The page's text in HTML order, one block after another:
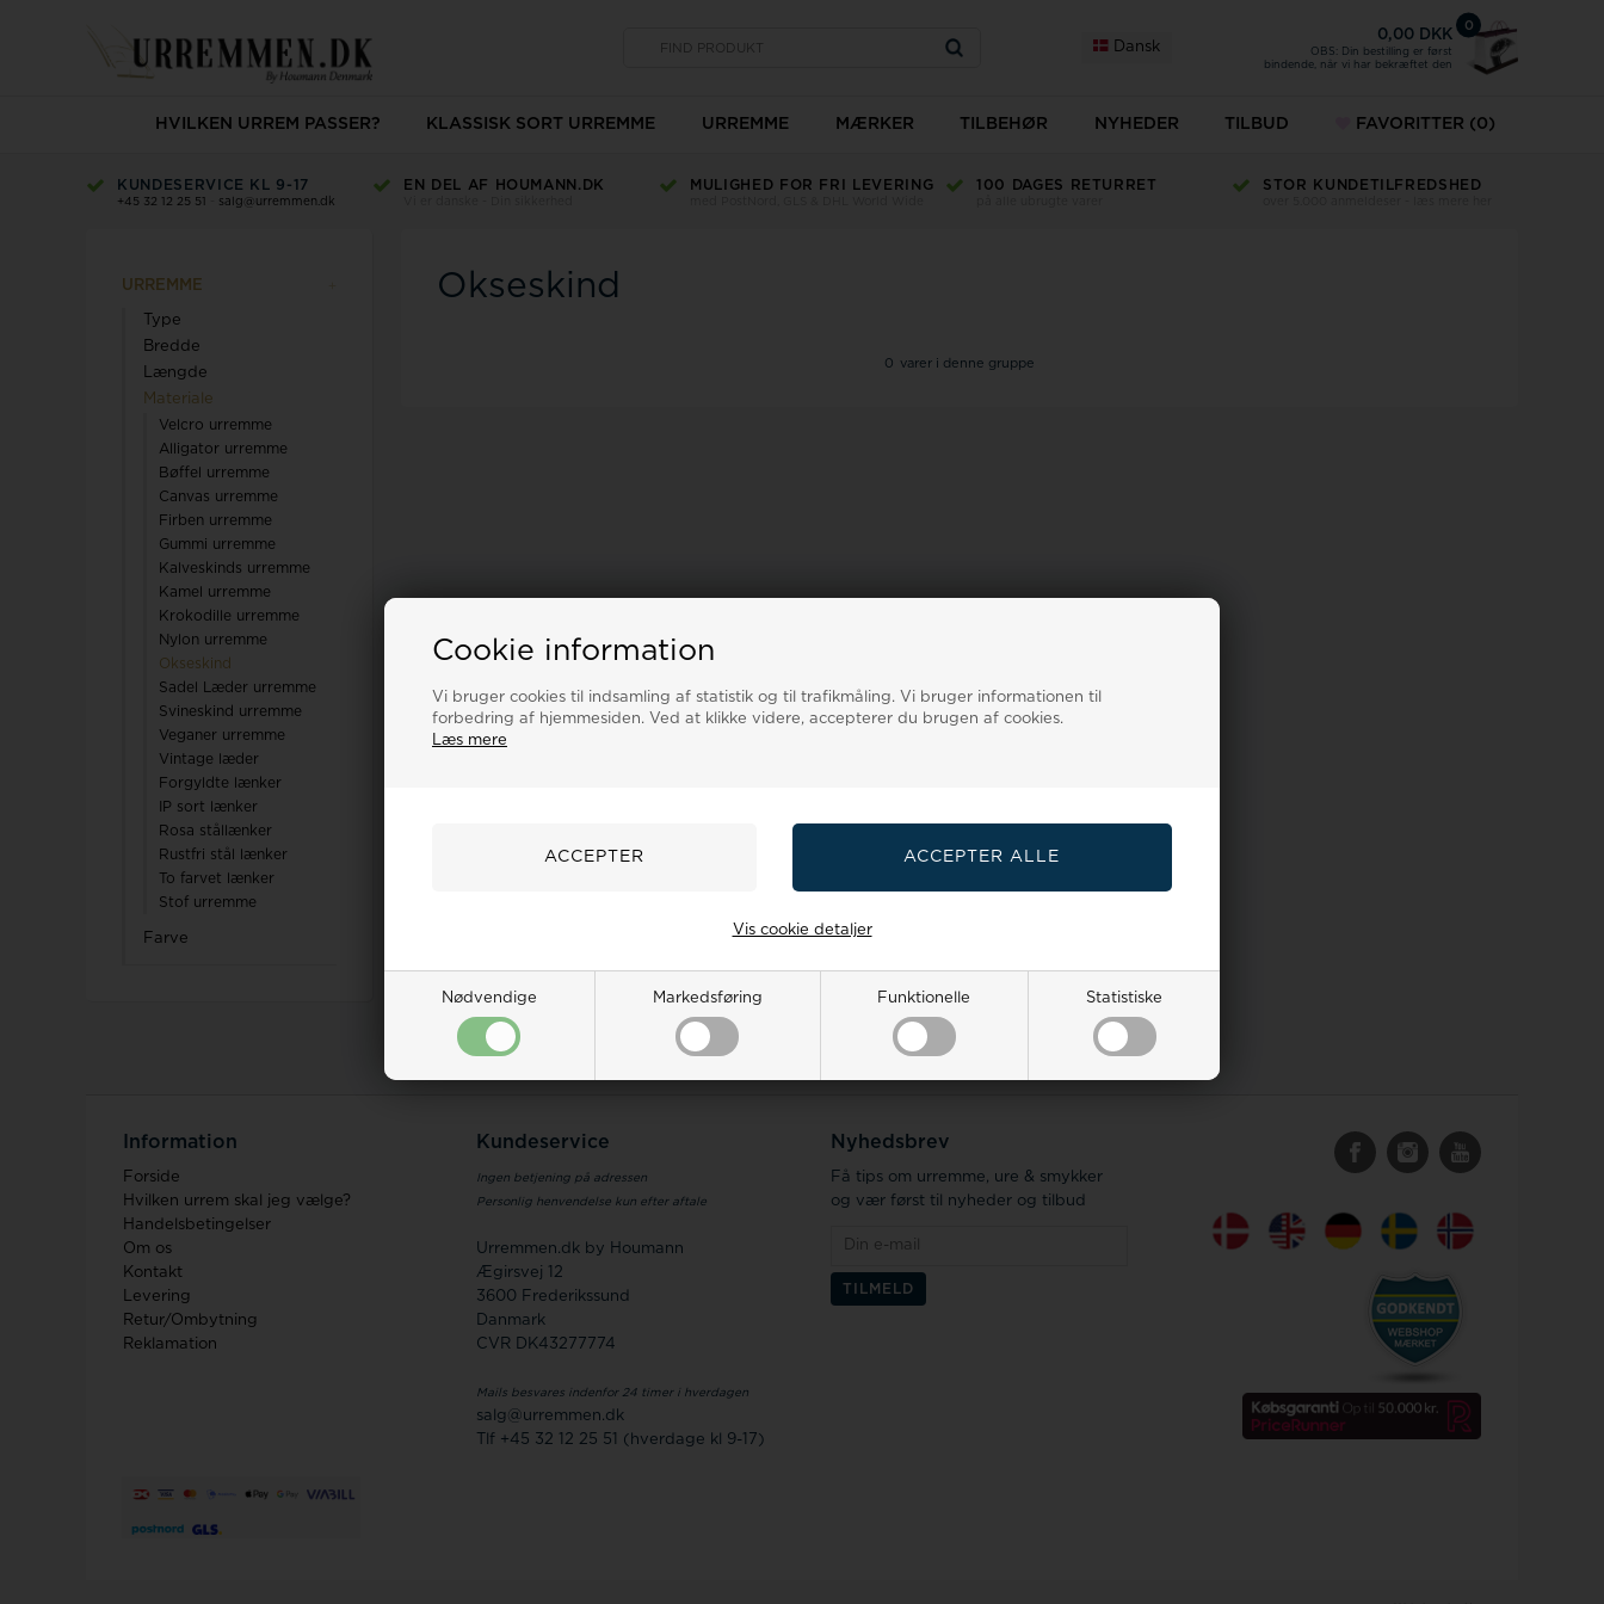
Cookie information
Vi bruger cookies til indsamling af statistik og til trafikmåling. Vi bruger informationen til
forbedring af hjemmesiden. Ved at klikke videre, accepterer du brugen af cookies.
Læs mere
Nødvendige Markedsføring Funktionelle Statistiske
Vis cookie detaljer
Dansk
0
0,00 DKK
OBS: Din bestilling er først
bindende, når vi har bekræftet den
HVILKEN URREM PASSER? KLASSISK SORT URREMME URREMME
Type
MÆRKER TILBEHØR NYHEDER TILBUD FAVORITTER (0)
KUNDESERVICE KL 9-17
+45 32 12 25 51 salg@urremmen.dk
EN DEL AF HOUMANN.DK MULIGHED FOR FRI LEVERING 100 DAGES RETURRET STOR KUNDETILFREDSHED
URREMME
Type
Bredde
Længde
Materiale
Velcro urremme
Alligator urremme
Bøffel urremme
Canvas urremme
Firben urremme
Gummi urremme
Kalveskinds urremme
Kamel urremme
Krokodille urremme
Nylon urremme
Okseskind
Sadel Læder urremme
Svineskind urremme
Veganer urremme
Vintage læder
Forgyldte lænker
IP sort lænker
Rosa stållænker
Rustfri stål lænker
To farvet lænker
Stof urremme
Farve
Okseskind
0 varer i denne gruppe
Information
Forside
Hvilken urrem skal jeg vælge?
Handelsbetingelser
Om os
Kontakt
Levering
Retur/Ombytning
Reklamation
Kundeservice
Ingen betjening på adressen
Personlig henvendelse kun efter aftale
Urremmen.dk by Houmann
Ægirsvej 12
3600 Frederikssund
Danmark
CVR DK43277774
Mails besvares indenfor 24 timer i hverdagen
salg@urremmen.dk
Tlf +45 32 12 25 51 (hverdage kl 9-17)
Nyhedsbrev
Få tips om urremme, ure & smykker
og vær først til nyheder og tilbud